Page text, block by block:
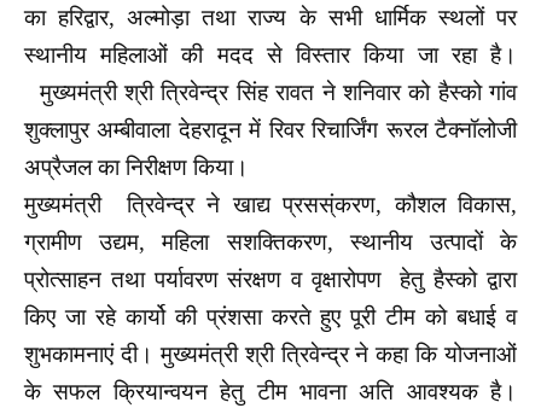
का हरिद्वार, अल्मोड़ा तथा राज्य के सभी धार्मिक स्थलों पर
स्थानीय महिलाओं की मदद से विस्तार किया जा रहा है।
मुख्यमंत्री श्री त्रिवेन्द्र सिंह रावत ने शनिवार को हैस्को गांव
शुक्लापुर अम्बीवाला देहरादून में रिवर रिचार्जिंग रूरल टैक्नॉलोजी
अप्रैजल का निरीक्षण किया।
मुख्यमंत्री त्रिवेन्द्र ने खाद्य प्रसस्ंकरण, कौशल विकास,
ग्रामीण उद्यम, महिला सशक्तिकरण, स्थानीय उत्पादों के
प्रोत्साहन तथा पर्यावरण संरक्षण व वृक्षारोपण हेतु हैस्को द्वारा
किए जा रहे कार्यो की प्रंशसा करते हुए पूरी टीम को बधाई व
शुभकामनाएं दी। मुख्यमंत्री श्री त्रिवेन्द्र ने कहा कि योजनाओं
के सफल क्रियान्वयन हेतु टीम भावना अति आवश्यक है।